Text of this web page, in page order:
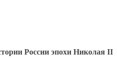
России эпохи Николая II